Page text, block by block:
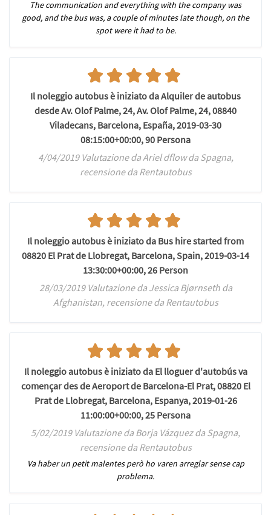
The communication and everything with the company was
good, and the bus was, a couple of minutes late though, on the
spot were it had to be.
Il noleggio autobus è iniziato da Alquiler de autobus
desde Av. Olof Palme, 24, Av. Olof Palme, 24, 08840
Viladecans, Barcelona, España, 2019-03-30
08:15:00+00:00, 90 Persona
4/04/2019 Valutazione da Ariel dflow da Spagna,
recensione da Rentautobus
Il noleggio autobus è iniziato da Bus hire started from
08820 El Prat de Llobregat, Barcelona, Spain, 2019-03-14
13:30:00+00:00, 26 Person
28/03/2019 Valutazione da Jessica Bjørnseth da
Afghanistan, recensione da Rentautobus
Il noleggio autobus è iniziato da El lloguer d'autobús va
començar des de Aeroport de Barcelona-El Prat, 08820 El
Prat de Llobregat, Barcelona, Espanya, 2019-01-26
11:00:00+00:00, 25 Persona
5/02/2019 Valutazione da Borja Vázquez da Spagna,
recensione da Rentautobus
Va haber un petit malentes però ho varen arreglar sense cap
problema.